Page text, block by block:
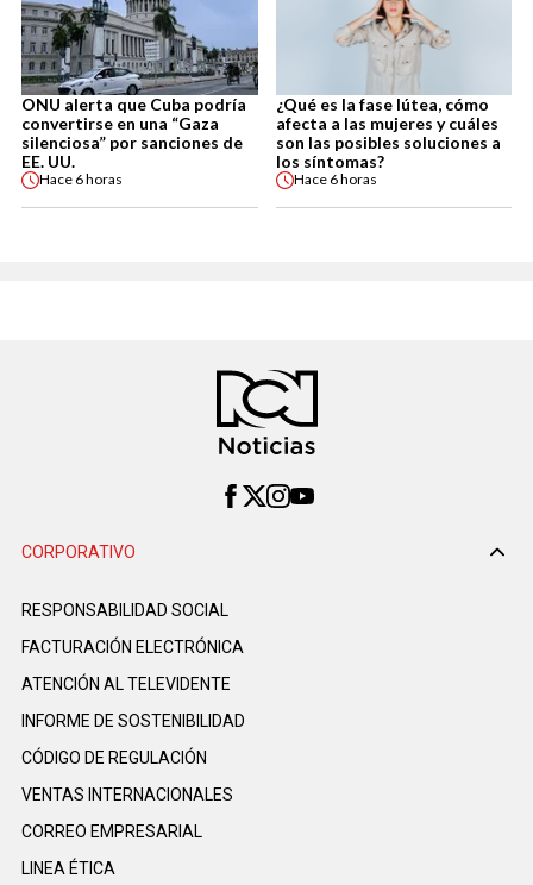
ONU alerta que Cuba podría
convertirse en una “Gaza
silenciosa” por sanciones de
EE. UU.
Hace 6 horas
¿Qué es la fase lútea, cómo
afecta a las mujeres y cuáles
son las posibles soluciones a
los síntomas?
Hace 6 horas
CORPORATIVO
RESPONSABILIDAD SOCIAL
FACTURACIÓN ELECTRÓNICA
ATENCIÓN AL TELEVIDENTE
INFORME DE SOSTENIBILIDAD
CÓDIGO DE REGULACIÓN
VENTAS INTERNACIONALES
CORREO EMPRESARIAL
LINEA ÉTICA